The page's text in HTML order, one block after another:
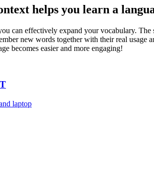
helps you learn a
can effectively expand your vocabulary.
new words together with their real
becomes easier and more engaging!
laptop